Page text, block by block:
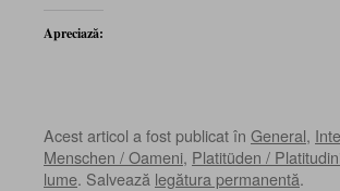
Apreciază:
Acest articol a fost publicat în General,
Menschen / Oameni, Platitüden /
lume. Salvează legătura permanentă.